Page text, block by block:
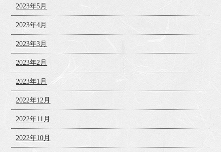
2023年5月
2023年4月
2023年3月
2023年2月
2023年1月
2022年12月
2022年11月
2022年10月